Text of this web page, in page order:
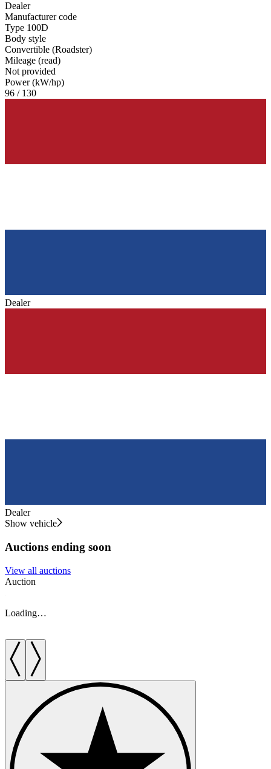
Dealer
Manufacturer code
Type 100D
Body style
Convertible (Roadster)
Mileage (read)
Not provided
Power (kW/hp)
96 / 130
Dealer
Dealer
Show vehicle
Auctions ending soon
View all auctions
Auction
Loading…